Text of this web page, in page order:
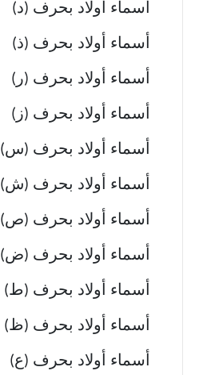
أسماء أولاد بحرف (د)
أسماء أولاد بحرف (ذ)
أسماء أولاد بحرف (ر)
أسماء أولاد بحرف (ز)
أسماء أولاد بحرف (س)
أسماء أولاد بحرف (ش)
أسماء أولاد بحرف (ص)
أسماء أولاد بحرف (ض)
أسماء أولاد بحرف (ط)
أسماء أولاد بحرف (ظ)
أسماء أولاد بحرف (ع)